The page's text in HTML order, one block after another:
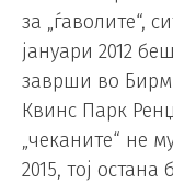
за „ѓаволите“,
јануари 2012
заврши во
Квинс Парк
„чеканите“ не
2015, тој